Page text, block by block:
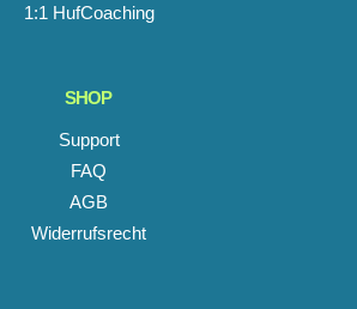
1:1 HufCoaching
SHOP
Support
FAQ
AGB
Widerrufsrecht